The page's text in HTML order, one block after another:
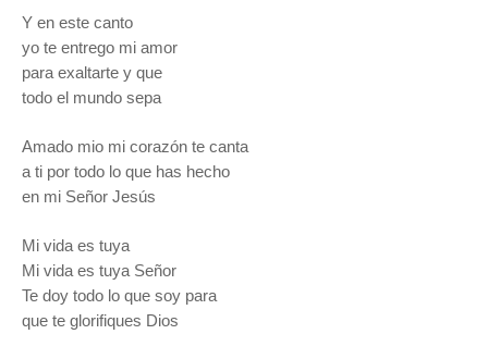
Y en este canto
yo te entrego mi amor
para exaltarte y que
todo el mundo sepa
Amado mio mi corazón te canta
a ti por todo lo que has hecho
en mi Señor Jesús
Mi vida es tuya
Mi vida es tuya Señor
Te doy todo lo que soy para
que te glorifiques Dios